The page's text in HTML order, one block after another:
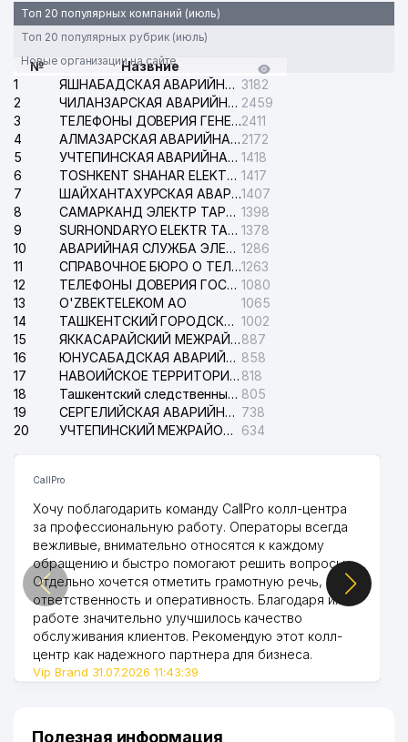
Топ 20 популярных компаний (июль)
Топ 20 популярных рубрик (июль)
Новые организации на сайте
№
Назвние
1
ЯШНАБАДСКАЯ АВАРИЙНАЯ СЛУЖБА ЭЛЕКТРОСЕТИ 3182
2
ЧИЛАНЗАРСКАЯ АВАРИЙНАЯ СЛУЖБА ЭЛЕКТРОСЕТИ 2459
3
ТЕЛЕФОНЫ ДОВЕРИЯ ГЕНЕРАЛЬНОЙ ПРОКУРАТУРЫ РЕСПУБЛИКИ УЗБЕКИСТАН2411
4
АЛМАЗАРСКАЯ АВАРИЙНАЯ СЛУЖБА ЭЛЕКТРОСЕТИ2172
5
УЧТЕПИНСКАЯ АВАРИЙНАЯ СЛУЖБА ЭЛЕКТРОСЕТИ 1418
6
TOSHKENT SHAHAR ELEKTR TARMOQLARI KORXONASI АО 1417
7
ШАЙХАНТАХУРСКАЯ АВАРИЙНАЯ СЛУЖБА ЭЛЕКТРОСЕТИ1407
8
САМАРКАНД ЭЛЕКТР ТАРМОКЛАРИ АО 1398
9
SURHONDARYO ELEKTR TARMOKLARI АО 1378
10
АВАРИЙНАЯ СЛУЖБА ЭЛЕКТРОСЕТИ ТАШКЕНТСКОГО РАЙОНА 1286
11
СПРАВОЧНОЕ БЮРО О ТЕЛЕФОНАХ ОРГАНИЗАЦИЙ г. ТАШКЕНТА1263
12
ТЕЛЕФОНЫ ДОВЕРИЯ ГОСУДАРСТВЕННОГО ЦЕНТРА ТЕСТИРОВАНИЯ 1080
13
O'ZBEKTELEKOM АО
1065
14
ТАШКЕНТСКИЙ ГОРОДСКОЙ СУД ПО ГРАЖДАНСКИМ ДЕЛАМ 1002
15
ЯККАСАРАЙСКИЙ МЕЖРАЙОННЫЙ СУД ПО ГРАЖДАНСКИМ ДЕЛАМ887
16
ЮНУСАБАДСКАЯ АВАРИЙНАЯ СЛУЖБА ЭЛЕКТРОСЕТИ 858
17
НАВОИЙСКОЕ ТЕРРИТОРИАЛЬНОЕ ПРЕДПРИЯТИЕ ЭЛЕКТРОСЕТИ АО 818
18
Ташкентский следственный изолятор 805
19
СЕРГЕЛИЙСКАЯ АВАРИЙНАЯ СЛУЖБА ЭЛЕКТРОСЕТИ 738
20
УЧТЕПИНСКИЙ МЕЖРАЙОННЫЙ СУД ПО ГРАЖДАНСКИМ ДЕЛАМ 634
CallPro
Хочу поблагодарить команду CallPro колл-центра
за профессиональную работу. Операторы всегда
вежливые, внимательно относятся к каждому
обращению и быстро помогают решить вопросы.
Отдельно хочется отметить грамотную речь,
ответственность и оперативность. Благодаря их
работе значительно улучшилось качество
обслуживания клиентов. Рекомендую этот колл-
центр как надежного партнера для бизнеса.
Vip Brand 31.07.2026 11:43:39
Полезная информация